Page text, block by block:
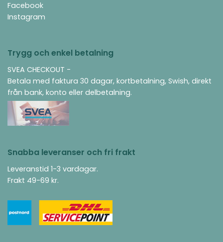
Facebook
Instagram
Trygg och enkel betalning
SVEA CHECKOUT -
Betala med faktura 30 dagar, kortbetalning, Swish, direkt
från bank, konto eller delbetalning.
Snabba leveranser och fri frakt
Leveranstid 1-3 vardagar.
Frakt 49-69 kr.